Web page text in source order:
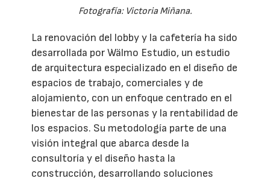
Fotografía: Victoria Miñana.
La renovación del lobby y la cafetería ha sido
desarrollada por Wälmo Estudio, un estudio
de arquitectura especializado en el diseño de
espacios de trabajo, comerciales y de
alojamiento, con un enfoque centrado en el
bienestar de las personas y la rentabilidad de
los espacios. Su metodología parte de una
visión integral que abarca desde la
consultoría y el diseño hasta la
construcción, desarrollando soluciones